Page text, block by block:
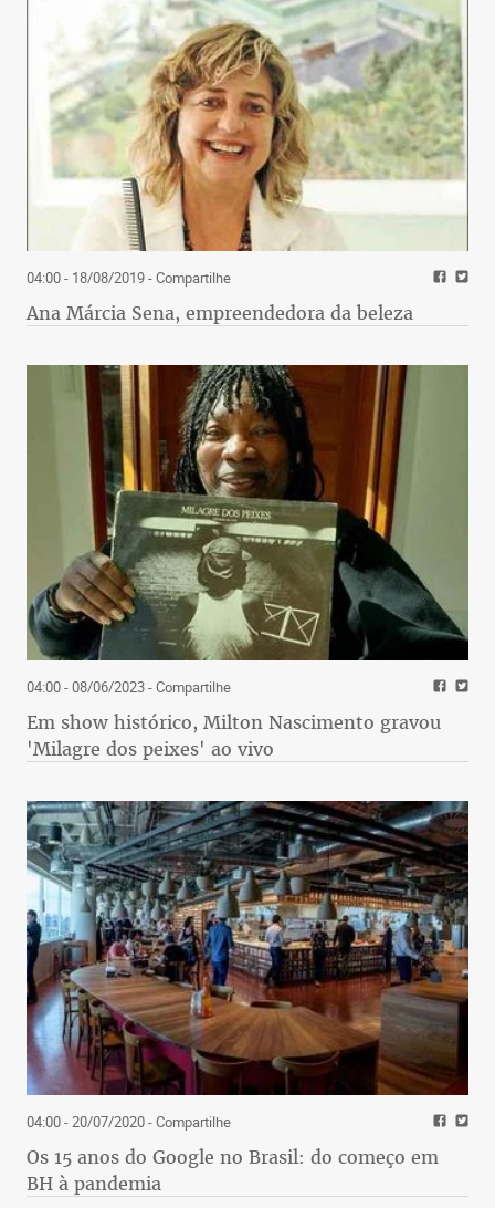
04:00 - 18/08/2019- Compartilhe
Ana Márcia Sena, empreendedora da beleza
04:00 - 08/06/2023- Compartilhe
Em show histórico, Milton Nascimento gravou
'Milagre dos peixes' ao vivo
04:00 - 20/07/2020- Compartilhe
Os 15 anos do Google no Brasil: do começo em
BH à pandemia